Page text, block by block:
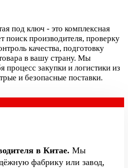
под ключ - это комплексная
поиск производителя, проверку
качества, подготовку
в вашу страну. Мы
процесс закупки и логистики из
и безопасные поставки.
в Китае. Мы
фабрику или завод,